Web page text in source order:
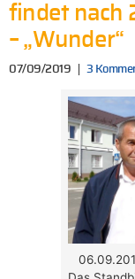
findet nach
– „Wunder“
07/09/2019 3